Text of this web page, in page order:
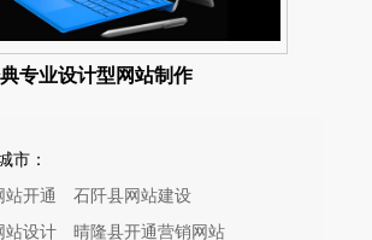
专业设计型网站制作
市：
站开通
石阡县网站建设
站设计
晴隆县开通营销网站